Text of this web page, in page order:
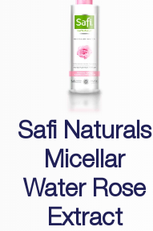
Safi Naturals
Micellar
Water Rose
Extract